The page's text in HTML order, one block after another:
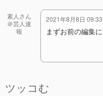
素人さん
＠芸人速
報
2021年8月8日 09:33
まずお前の編集
ツッコむ